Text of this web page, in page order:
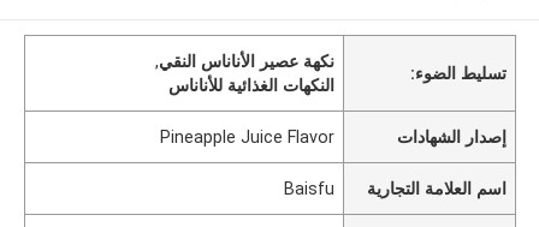
تسليط الضوء:
نكهة عصير الأناناس النقي,
النكهات الغذائية للأناناس
إصدار الشهادات Pineapple Juice Flavor
اسم العلامة التجارية Baisfu